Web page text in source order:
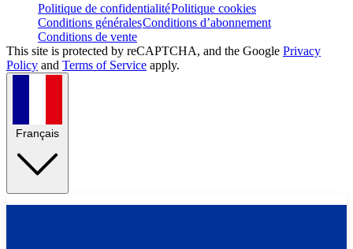
Politique de confidentialitéPolitique cookies
Conditions généralesConditions d’abonnement
Conditions de vente
This site is protected by reCAPTCHA, and the Google Privacy
Policy and Terms of Service apply.
Français